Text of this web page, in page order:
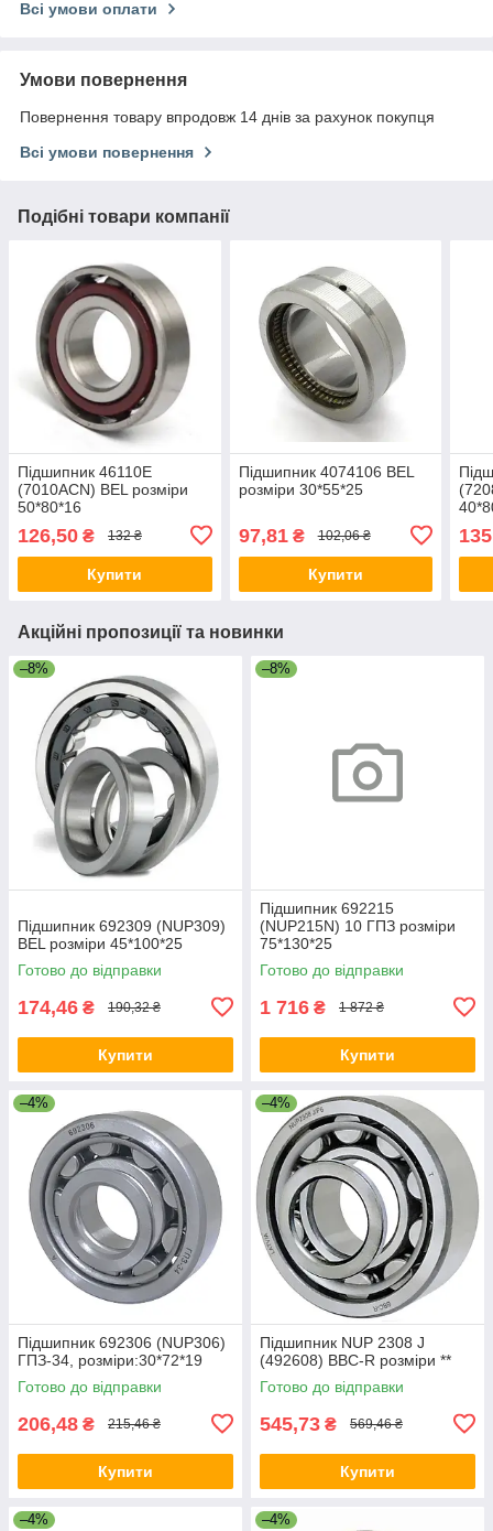
Всі умови оплати
Умови повернення
Повернення товару впродовж 14 днів за рахунок покупця
Всі умови повернення
Подібні товари компанії
Підшипник 46110Е
(7010ACN) BEL розміри
50*80*16
126,50 ₴ 132 ₴
Купити
Підшипник 4074106 BEL
розміри 30*55*25
97,81₴ 102,06 ₴
Купити
Акційні пропозиції та новинки
–8%
Підшипник 692309 (NUP309)
BEL розміри 45*100*25
Готово до відправки
174,46 ₴ 190,32 ₴
Купити
–8%
Підшипник 692215
(NUP215N) 10 ГПЗ розміри
75*130*25
Готово до відправки
1 716 ₴ 1 872 ₴
Купити
–4%
Підшипник 692306 (NUP306)
ГПЗ-34, розміри:30*72*19
Готово до відправки
206,48 ₴ 215,46 ₴
Купити
–4%
Підшипник NUP 2308 J
(492608) BBC-R розміри **
Готово до відправки
545,73 ₴ 569,46 ₴
Купити
–4% –4%